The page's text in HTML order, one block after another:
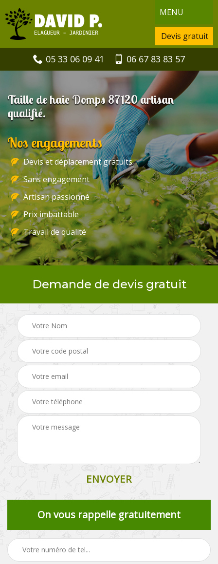
MENU
Devis gratuit
05 33 06 09 41 06 67 83 83 57
Taille de haie Domps 87120 artisan
qualifié.
Nos engagements
Devis et déplacement gratuits
Sans engagement
Artisan passionné
Prix imbattable
Travail de qualité
Demande de devis gratuit
On vous rappelle gratuitement